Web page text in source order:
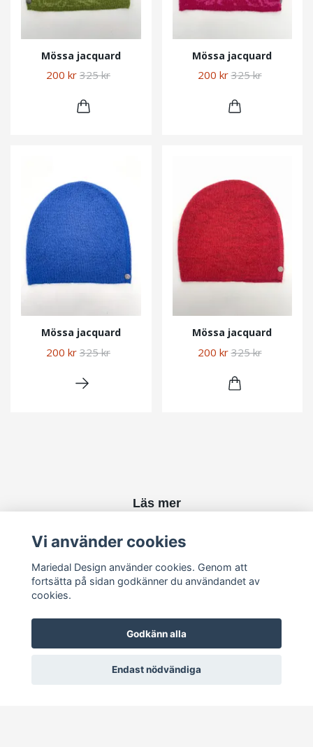
Mössa jacquard
200 kr 325 kr
Mössa jacquard
200 kr 325 kr
Mössa jacquard
200 kr 325 kr
Mössa jacquard
200 kr 325 kr
Läs mer
Sociala medier
Vi använder cookies
Mariedal Design använder cookies. Genom att
fortsätta på sidan godkänner du användandet av
cookies.
Godkänn alla
Endast nödvändiga